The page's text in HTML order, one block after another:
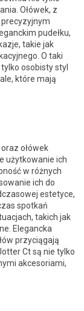
Ołówek, z
pudełku,
takie jak
O taki
osobisty styl
które mają
ołówek
użytkowanie ich
w różnych
ich do
estetyce,
spotkań
takich jak
Elegancka
przyciągają
Ct są nie tylko
akcesoriami,